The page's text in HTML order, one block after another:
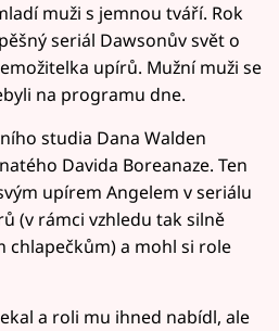
muži s jemnou tváří. Rok
seriál Dawsonův svět o
upírů. Mužní muži se
na programu dne.
studia Dana Walden
Davida Boreanaze. Ten
upírem Angelem v seriálu
(v rámci vzhledu tak silně
a mohl si role
a roli mu ihned nabídl, ale